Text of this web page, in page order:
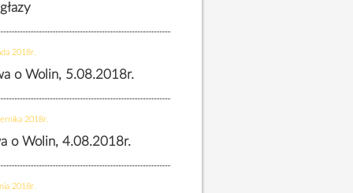
2018r.
o Wolin, 5.08.2018r.
2018r.
o Wolin, 4.08.2018r.
2018r.